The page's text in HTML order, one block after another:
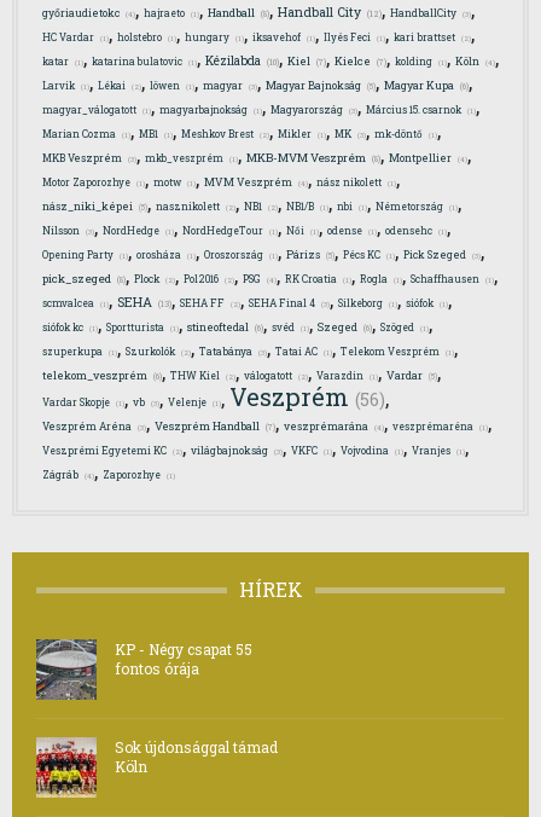
győriaudietokc (4), hajraeto (1), Handball (8), Handball City (12), HandballCity (3),
HC Vardar (1), holstebro (1), hungary (1), iksavehof (1), Ilyés Feci (1), kari brattset (2),
katar (1), katarina bulatovic (1), Kézilabda (10), Kiel (7), Kielce (7), kolding (1), Köln (4),
Larvik (1), Lékai (2), löwen (1), magyar (3), Magyar Bajnokság (5), Magyar Kupa (6),
magyar_válogatott (1), magyarbajnokság (1), Magyarország (3), Március 15. csarnok (1),
Marian Cozma (1), MB1 (1), Meshkov Brest (2), Mikler (1), MK (3), mk-döntő (1),
MKB Veszprém (3), mkb_veszprém (1), MKB-MVM Veszprém (8), Montpellier (4),
Motor Zaporozhye (1), motw (1), MVM Veszprém (4), nász nikolett (1),
nász_niki_képei (5), nasznikolett (2), NB1 (2), NB1/B (1), nbi (1), Németország (1),
Nilsson (3), NordHedge (1), NordHedgeTour (1), Női (1), odense (1), odensehc (1),
Opening Party (1), orosháza (1), Oroszország (1), Párizs (5), Pécs KC (1), Pick Szeged (3),
pick_szeged (8), Plock (2), Pol2016 (2), PSG (4), RK Croatia (1), Rogla (1), Schaffhausen (1),
scmvalcea (1), SEHA (13), SEHA FF (2), SEHA Final 4 (3), Silkeborg (1), siófok (1),
siófok kc (1), Sportturista (1), stineoftedal (6), svéd (1), Szeged (6), Szöged (1),
szuperkupa (1), Szurkolók (2), Tatabánya (3), Tatai AC (1), Telekom Veszprém (1),
telekom_veszprém (6), THW Kiel (2), válogatott (2), Varazdin (1), Vardar (5),
Vardar Skopje (1), vb (3), Velenje (1), Veszprém (56),
Veszprém Aréna (3), Veszprém Handball (7), veszprémarána (4), veszprémaréna (1),
Veszprémi Egyetemi KC (2), világbajnokság (3), VKFC (1), Vojvodina (1), Vranjes (1),
Zágráb (4), Zaporozhye (1)
HÍREK
KP - Négy csapat 55
fontos órája
Sok újdonsággal támad
Köln